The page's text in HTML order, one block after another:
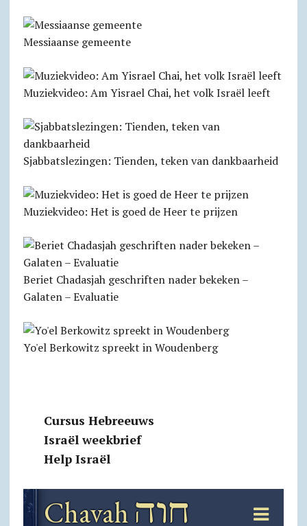
Messiaanse gemeente
Muziekvideo: Am Yisrael Chai, het volk Israël leeft
Sjabbats­lezingen: Tienden, teken van dankbaarheid
Muziekvideo: Het is goed de Heer te prijzen
Beriet Chadasjah geschriften nader bekeken –
Galaten – Evaluatie
Yo'el Berkowitz spreekt in Woudenberg
Cursus Hebreeuws
Israël weekbrief
Help Israël